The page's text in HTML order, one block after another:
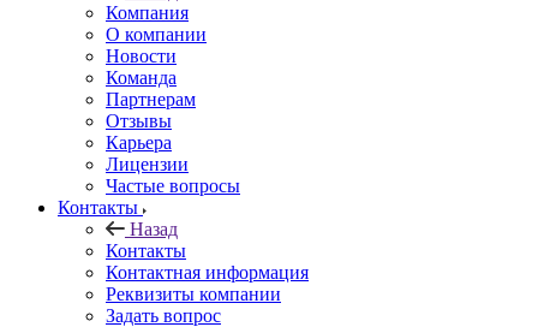
Компания
О компании
Новости
Команда
Партнерам
Отзывы
Карьера
Лицензии
Частые вопросы
Контакты
Назад
Контакты
Контактная информация
Реквизиты компании
Задать вопрос